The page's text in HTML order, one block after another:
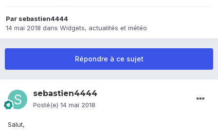
Par sebastien4444
14 mai 2018 dans Widgets, actualités et météo
Répondre à ce sujet
sebastien4444
Posté(e) 14 mai 2018
Salut,